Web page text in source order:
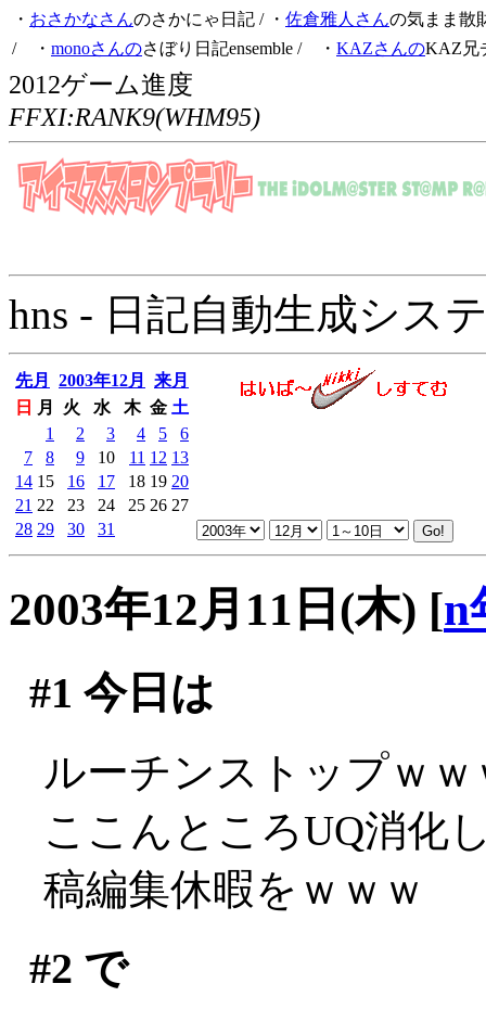
・ おさかなさんのさかにゃ日記 / ・ 佐倉雅人さんの気まま散
/ ・ monoさんのさぼり日記ensemble / ・ KAZさんのKAZ兄
2012ゲーム進度
FFXI:RANK9(WHM95)
hns - 日記自動生成シス
先月 2003年12月
来月
日
月 火 水 木 金 土
1
2 3 4 5
6
7
8 9 10 11 12 13
14 15 16 17 18 19 20
21 22 23 24 25 26 27
28 29 30 31
2003年12月11日(木) [n
#1 今日は
ルーチンストップｗｗ
ここんところUQ消化
稿編集休暇をｗｗｗ
#2 で